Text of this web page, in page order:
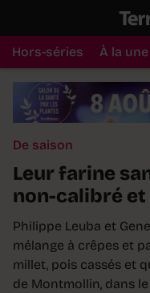
Hors-séries À la une
De saison
Leur farine
non-calibré
Philippe Leuba et
mélange à crêpes et
millet, pois cassés et
de Montmollin, dans le